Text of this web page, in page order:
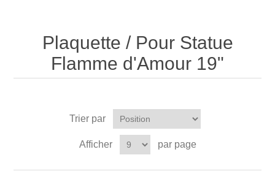
Plaquette / Pour Statue
Flamme d'Amour 19"
Trier par
Afficher par page